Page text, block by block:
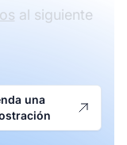
al siguiente
una